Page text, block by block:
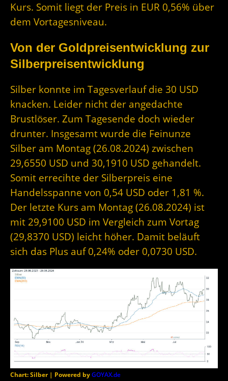
Kurs. Somit liegt der Preis in EUR 0,56% über
dem Vortagesniveau.
Von der Goldpreisentwicklung zur
Silberpreisentwicklung
Silber konnte im Tagesverlauf die 30 USD
knacken. Leider nicht der angedachte
Brustlöser. Zum Tagesende doch wieder
drunter. Insgesamt wurde die Feinunze
Silber am Montag (26.08.2024) zwischen
29,6550 USD und 30,1910 USD gehandelt.
Somit errecihte der Silberpreis eine
Handelsspanne von 0,54 USD oder 1,81 %.
Der letzte Kurs am Montag (26.08.2024) ist
mit 29,9100 USD im Vergleich zum Vortag
(29,8370 USD) leicht höher. Damit beläuft
sich das Plus auf 0,24% oder 0,0730 USD.
Chart: Silber | Powered byGOYAX.de